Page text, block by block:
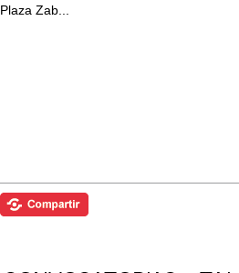
Plaza Zab...